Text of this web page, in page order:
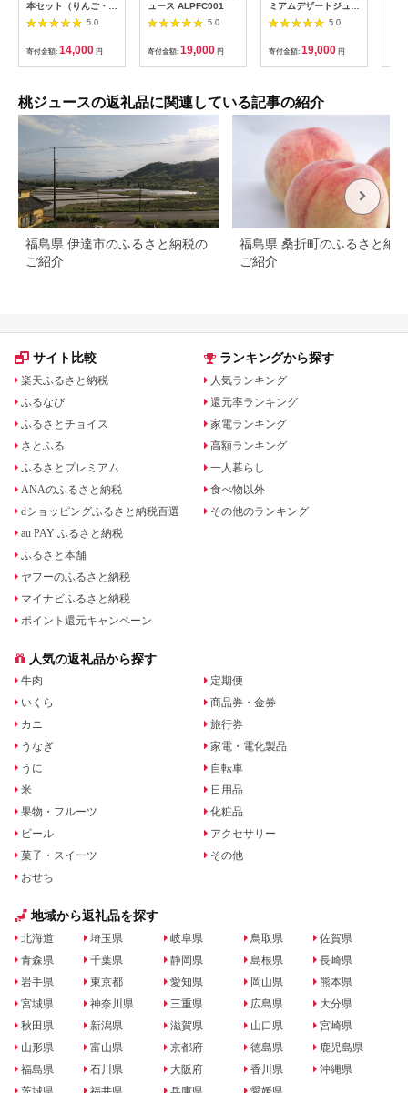
本セット（りんご・
桃・チェリー酢 各6
パック りんごジュー
ス 桃ジュース さくら
んぼ酢 山形 014-G-
5.0
寄付金額: 14,000 円
ュース ALPFC001
5.0
寄付金額: 19,000 円
ミアムデザートジュー
ス 「もも」 20缶 ジ
ザート フルーツジュ
ース ピーチ 果物 果汁
100％ 山形県 南陽市
5.0
寄付金額: 19,000 円
桃ジュースの返礼品に関連している記事の紹介
福島県 伊達市のふるさと納税の
ご紹介
福島県 桑折町のふるさと納
ご紹介
サイト比較
楽天ふるさと納税
ふるなび
ふるさとチョイス
さとふる
ふるさとプレミアム
ANAのふるさと納税
dショッピングふるさと納税百選
au PAY ふるさと納税
ふるさと本舗
ヤフーのふるさと納税
マイナビふるさと納税
ポイント還元キャンペーン
ランキングから探す
人気ランキング
還元率ランキング
家電ランキング
高額ランキング
一人暮らし
食べ物以外
その他のランキング
人気の返礼品から探す
牛肉
いくら
カニ
うなぎ
うに
米
果物・フルーツ
ビール
菓子・スイーツ
おせち
定期便
商品券・金券
旅行券
家電・電化製品
自転車
日用品
化粧品
アクセサリー
その他
地域から返礼品を探す
北海道
青森県
岩手県
宮城県
秋田県
山形県
福島県
埼玉県
千葉県
東京都
神奈川県
新潟県
富山県
石川県
岐阜県
静岡県
愛知県
三重県
滋賀県
京都府
大阪府
鳥取県
島根県
岡山県
広島県
山口県
徳島県
香川県
佐賀県
長崎県
熊本県
大分県
宮崎県
鹿児島県
沖縄県